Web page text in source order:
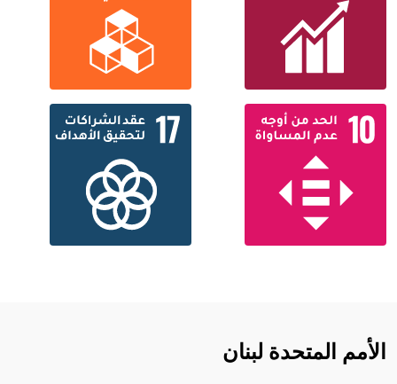
الأمم المتحدة لبنان